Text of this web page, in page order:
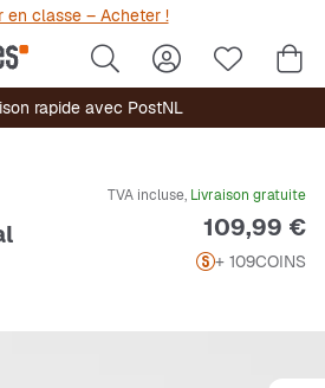
en classe – Acheter !
rapide avec PostNL
TVA incluse, Livraison gratuite
Prix
109,99 €
+ 109COINS